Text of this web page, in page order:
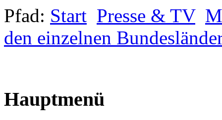
Pfad: Start Presse & TV
den einzelnen
Hauptmenü